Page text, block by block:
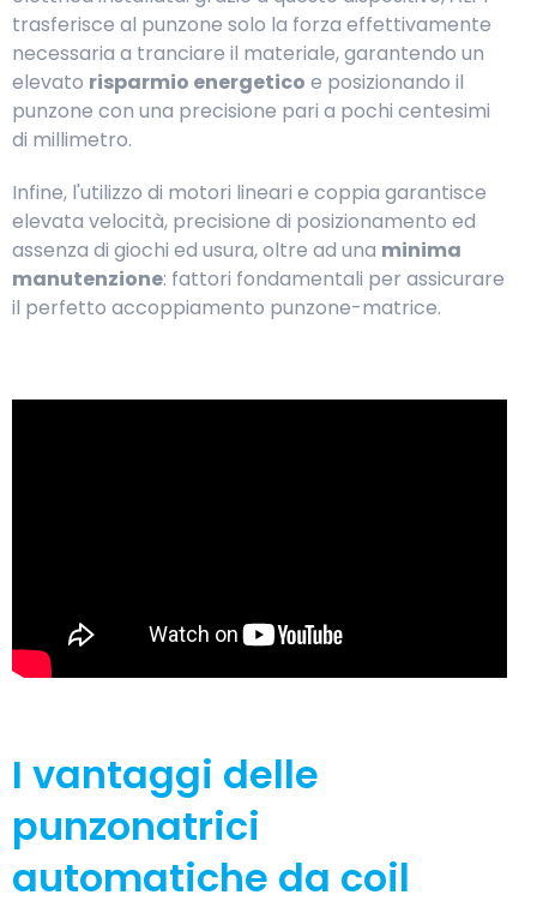
trasferisce al punzone solo la forza effettivamente
necessaria a tranciare il materiale, garantendo un
elevato risparmio energetico e posizionando il
punzone con una precisione pari a pochi centesimi
di millimetro.
Infine, l'utilizzo di motori lineari e coppia garantisce
elevata velocità, precisione di posizionamento ed
assenza di giochi ed usura, oltre ad una minima
manutenzione: fattori fondamentali per assicurare
il perfetto accoppiamento punzone-matrice.
I vantaggi delle
punzonatrici
automatiche da coil